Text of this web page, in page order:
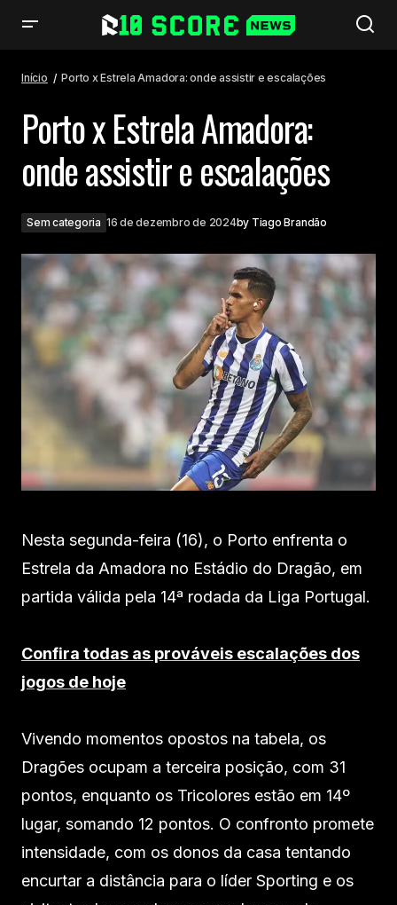
Início Porto x Estrela Amadora: onde assistir e escalações
Porto x Estrela Amadora:
onde assistir e escalações
Sem categoria 16 de dezembro de 2024by Tiago Brandão
Nesta segunda-feira (16), o Porto enfrenta o
Estrela da Amadora no Estádio do Dragão, em
partida válida pela 14ª rodada da Liga Portugal.
Confira todas as prováveis escalações dos
jogos de hoje
Vivendo momentos opostos na tabela, os
Dragões ocupam a terceira posição, com 31
pontos, enquanto os Tricolores estão em 14º
lugar, somando 12 pontos. O confronto promete
intensidade, com os donos da casa tentando
encurtar a distância para o líder Sporting e os